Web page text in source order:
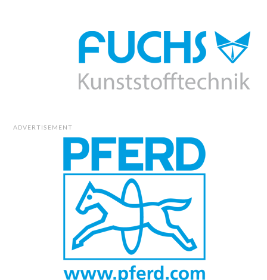
ADVERTISEMENT